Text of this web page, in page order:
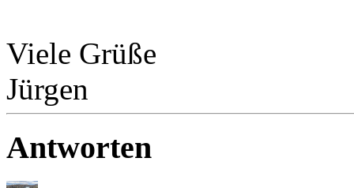
Viele Grüße
Jürgen
Antworten